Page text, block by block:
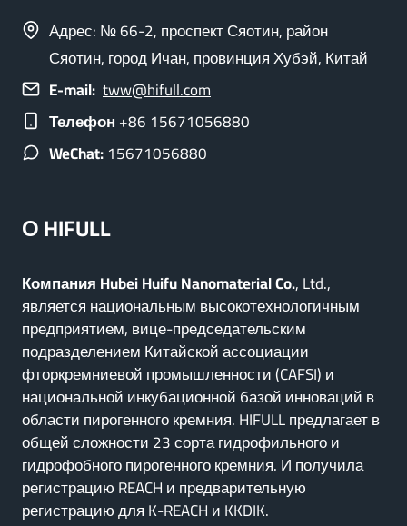
Адрес: № 66-2, проспект Сяотин, район
Сяотин, город Ичан, провинция Хубэй, Китай
E-mail: tww@hifull.com
Телефон+86 15671056880
WeChat:15671056880
О HIFULL
Компания Hubei Huifu Nanomaterial Co., Ltd.,
является национальным высокотехнологичным
предприятием, вице-председательским
подразделением Китайской ассоциации
фторкремниевой промышленности (CAFSI) и
национальной инкубационной базой инноваций в
области пирогенного кремния. HIFULL предлагает в
общей сложности 23 сорта гидрофильного и
гидрофобного пирогенного кремния. И получила
регистрацию REACH и предварительную
регистрацию для K-REACH и KKDIK.